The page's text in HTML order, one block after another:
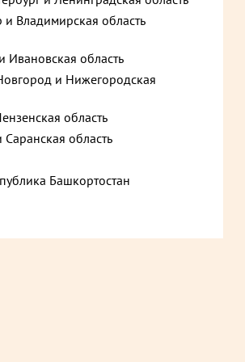
Владимирская область
Ивановская область
и Нижегородская
область
Саранская область
Башкортостан